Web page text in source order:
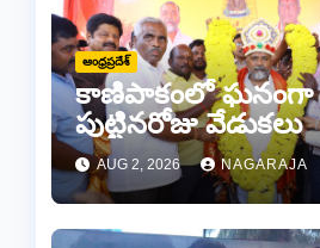
ఆంధ్రప్రదేశ్
కాణిపాకంలో ఘనంగా
పుట్టినరోజు వేడుకలు
AUG 2, 2026 NAGARAJA